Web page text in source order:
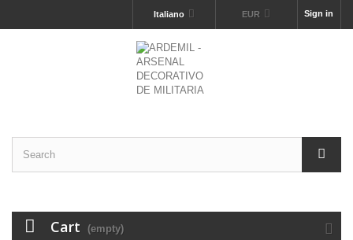
Sign in
EUR
Italiano
Cart (empty)